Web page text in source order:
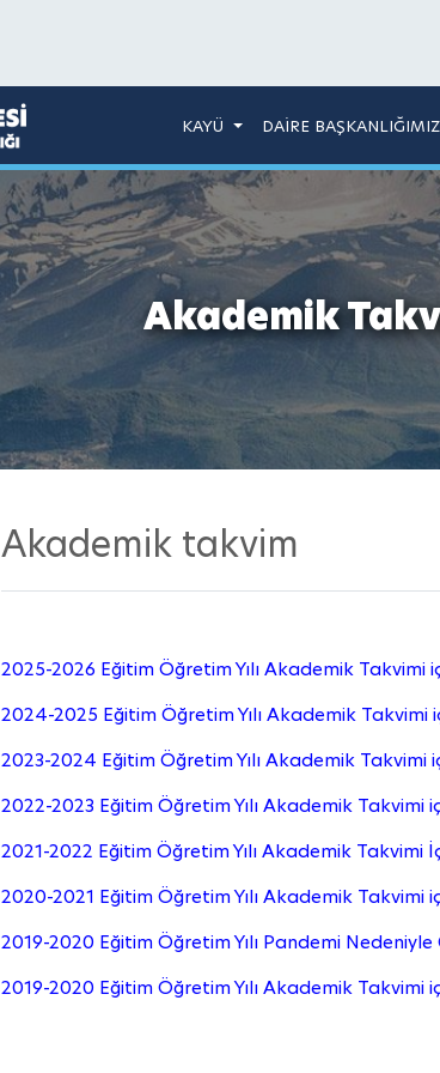
KAYÜ DAİRE BAŞKANLIĞIMIZ
Akademik
Akademik takvim
2025-2026 Eğitim Öğretim Yılı Akademik Takvimi
2024-2025 Eğitim Öğretim Yılı Akademik Takvimi
2023-2024 Eğitim Öğretim Yılı Akademik Takvimi
2022-2023 Eğitim Öğretim Yılı Akademik Takvimi
2021-2022 Eğitim Öğretim Yılı Akademik Takvimi
2020-2021 Eğitim Öğretim Yılı Akademik Takvimi
2019-2020 Eğitim Öğretim Yılı Pandemi
2019-2020 Eğitim Öğretim Yılı Akademik Takvimi